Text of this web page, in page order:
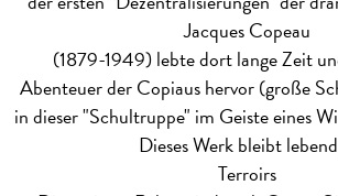
Jacques Copeau
(1879-1949) lebte dort lange Zeit
Abenteuer der Copiaus hervor (große
in dieser "Schultruppe" im Geiste eines
Dieses Werk bleibt
Terroirs